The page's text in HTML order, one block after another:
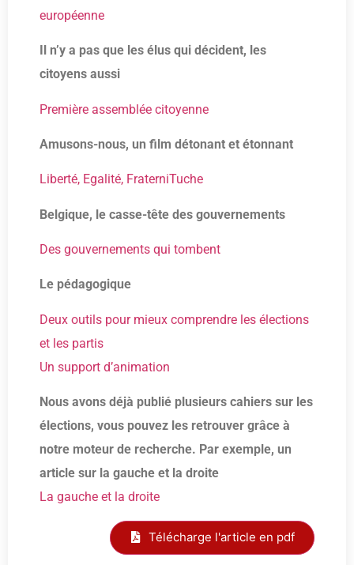
européenne
Il n’y a pas que les élus qui décident, les
citoyens aussi
Première assemblée citoyenne
Amusons-nous, un film détonant et étonnant
Liberté, Egalité, FraterniTuche
Belgique, le casse-tête des gouvernements
Des gouvernements qui tombent
Le pédagogique
Deux outils pour mieux comprendre les élections
et les partis
Un support d’animation
Nous avons déjà publié plusieurs cahiers sur les
élections, vous pouvez les retrouver grâce à
notre moteur de recherche. Par exemple, un
article sur la gauche et la droite
La gauche et la droite
Télécharge l'article en pdf